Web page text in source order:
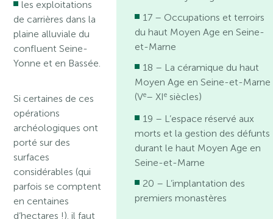
les exploitations
de carrières dans la
plaine alluviale du
confluent Seine-
Yonne et en Bassée.
Si certaines de ces
opérations
archéologiques ont
porté sur des
surfaces
considérables (qui
parfois se comptent
en centaines
d’hectares !). il faut
17 – Occupations et terroirs
du haut Moyen Age en Seine-
et-Marne
18 – La céramique du haut
Moyen Age en Seine-et-Marne
(Ve– XIe siècles)
19 – L’espace réservé aux
morts et la gestion des défunts
durant le haut Moyen Age en
Seine-et-Marne
20 – L’implantation des
premiers monastères